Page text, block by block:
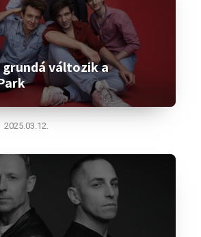
grundá változik a
2025.03.12.